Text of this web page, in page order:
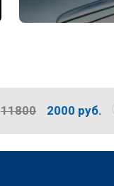
11800 2000 руб.